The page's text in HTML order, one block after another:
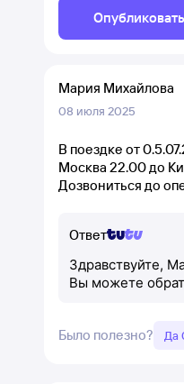
Опубликовать
Мария Михайлова
08 июля 2025
В поездке от
Москва 22.00 до
Дозвониться до
Ответ
Здравствуйте,
Вы можете
Было полезно? Да